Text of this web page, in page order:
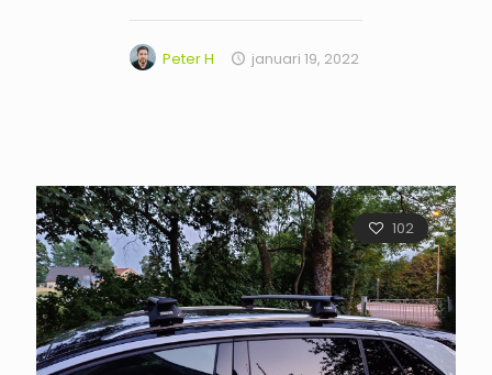
Peter H januari 19, 2022
102